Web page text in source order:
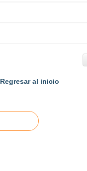
Regresar al inicio